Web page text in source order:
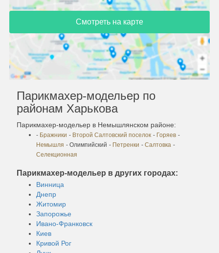
Смотреть на карте
Парикмахер-модельер по
районам Харькова
Парикмахер-модельер в Немышлянском районе:
- Бражники - Второй Салтовский поселок - Горяев -
Немышля - Олимпийский - Петренки - Салтовка -
Селекционная
Парикмахер-модельер в других городах:
Винница
Днепр
Житомир
Запорожье
Ивано-Франковск
Киев
Кривой Рог